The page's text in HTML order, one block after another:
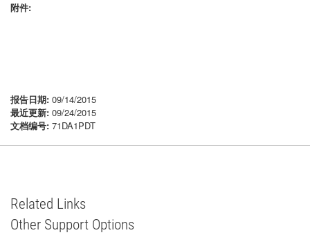
附件:
报告日期: 09/14/2015
最近更新: 09/24/2015
文档编号: 71DA1PDT
Related Links
Other Support Options